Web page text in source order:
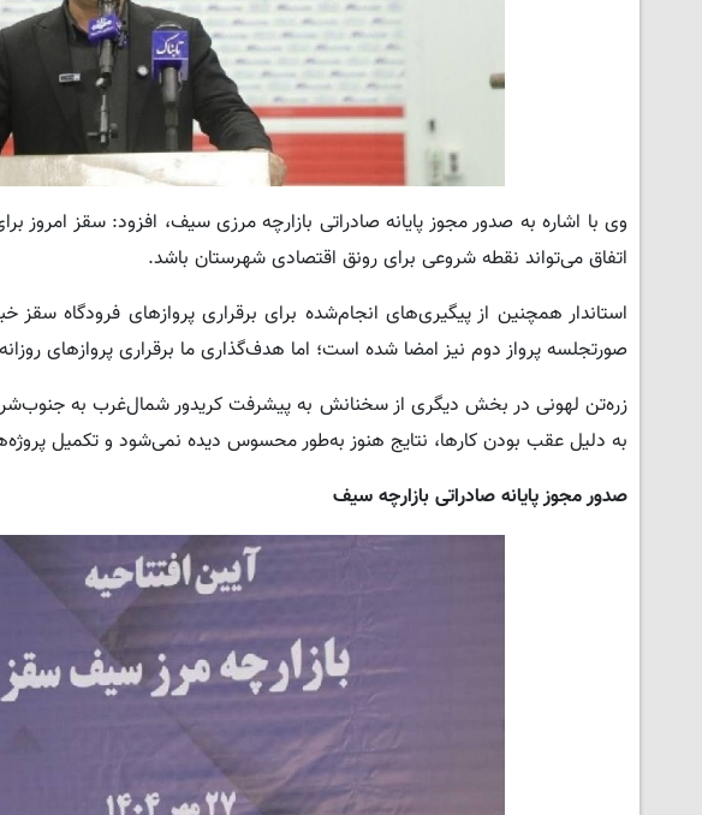
وی با اشاره به صدور مجوز پایانه صادراتی بازارچه مرزی سیف، افزود: سقز
اتفاق می‌تواند نقطه شروعی برای رونق اقتصادی شهرستان باشد.
استاندار همچنین از پیگیری‌های انجام‌شده برای برقراری پروازهای فرودگاه
صورتجلسه پرواز دوم نیز امضا شده است؛ اما هدف‌گذاری ما برقراری پروازهای
زره‌تن لهونی در بخش دیگری از سخنانش به پیشرفت کریدور شمال‌غرب به جنوب‌شرق
به دلیل عقب بودن کارها، نتایج هنوز به‌طور محسوس دیده نمی‌شود و تکمیل
صدور مجوز پایانه صادراتی بازارچه سیف